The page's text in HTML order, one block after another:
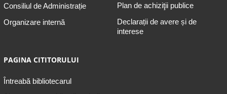
Consiliul de Administrație
Organizare internă
Plan de achiziţii publice
Declarații de avere și de
interese
PAGINA CITITORULUI
Întreabă bibliotecarul